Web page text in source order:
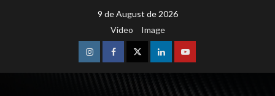
9 de August de 2026
Video
Image
InstagramFacebookTwitterLinkedinYoutube